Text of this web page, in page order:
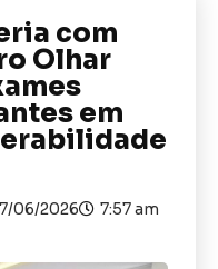
com
Olhar
em
06/2026 7:57 am